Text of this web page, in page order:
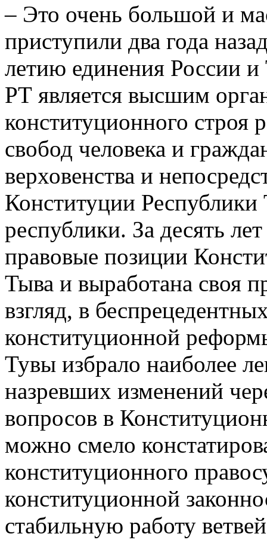
– Это очень большой и
приступили два года
летию единения России
РТ является высшим
конституционного строя
свобод человека и
верховенства и
Конституции Республики
республики. За десять
правовые позиции
Тыва и выработана своя
взгляд, в
конституционной
Тувы избрало наиболее
назревших изменений
вопросов в
можно смело
конституционного
конституционной
стабильную работу